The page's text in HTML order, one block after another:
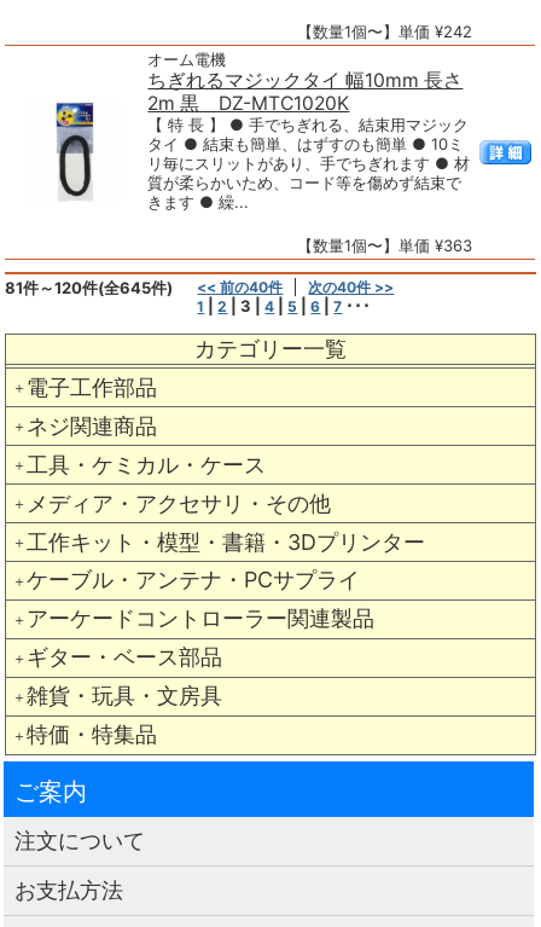
カテゴリー一覧
＋ 電子工作部品
＋ ネジ関連商品
＋ 工具・ケミカル・ケース
＋ メディア・アクセサリ・その他
＋ 工作キット・模型・書籍・3Dプリンター
＋ ケーブル・アンテナ・PCサプライ
＋ アーケードコントローラー関連製品
＋ ギター・ベース部品
＋ 雑貨・玩具・文房具
＋ 特価・特集品
【数量1個〜】単価 ¥242
オーム電機
ちぎれるマジックタイ 幅10mm 長さ
2m 黒 DZ-MTC1020K
【 特 長 】 ● 手でちぎれる、結束用マジック
タイ ● 結束も簡単、はずすのも簡単 ● 10ミ
リ毎にスリットがあり、手でちぎれます ● 材
質が柔らかいため、コード等を傷めず結束で
きます ● 繰...
【数量1個〜】単価 ¥363
81件～120件(全645件) << 前の40件
次の40件 >>
1
|2 |3 |4 5 |6 |7 ･･･
ご案内
注文について
お支払方法